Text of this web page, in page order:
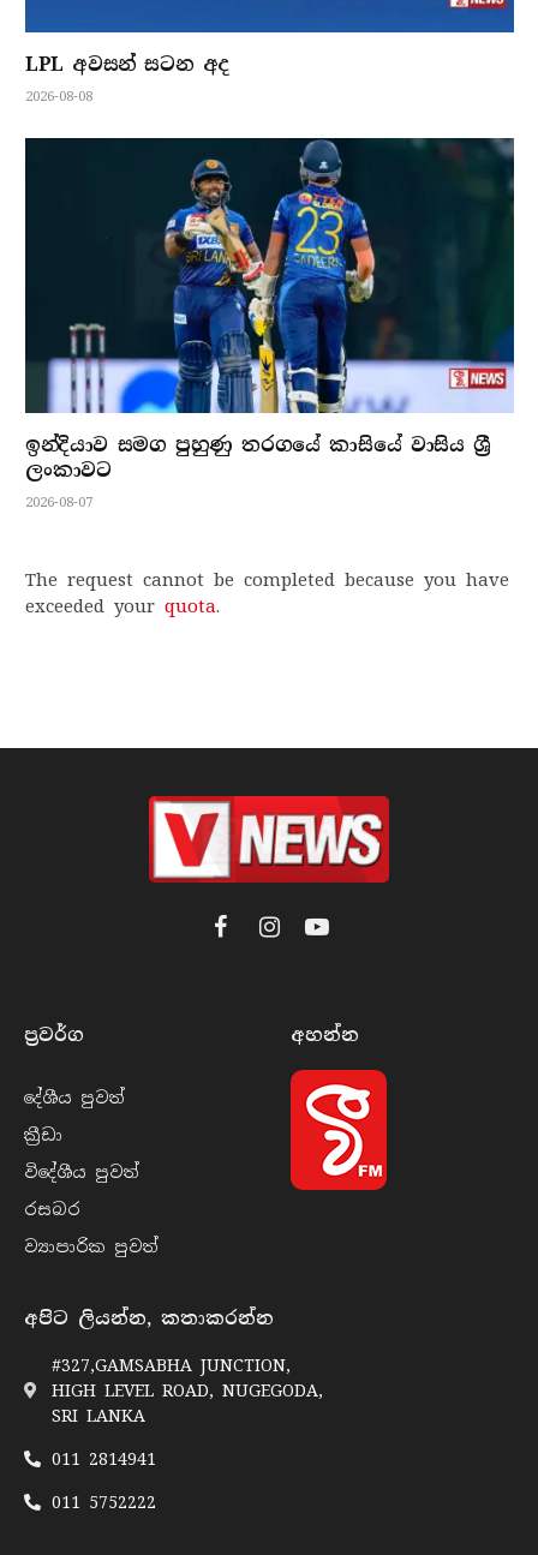
LPL අවසන් සටන අද
2026-08-08
ඉන්දියාව සමග පුහුණු තරගයේ කාසියේ වාසිය ශ්‍රී
ලංකාවට
2026-08-07
The request cannot be completed because you have
exceeded your quota.
FacebookInstagramYouTube
ප්‍රවර්​ග
දේශීය පුව​ත්
ක්‍රී​ඩා
විදේශීය පුව​ත්
රසබ​ර
ව්‍යාපාරික පුව​ත්
අහන්​න
අපිට ලියන්න, කතාකරන්න
#327,GAMSABHA JUNCTION,
HIGH LEVEL ROAD, NUGEGODA,
SRI LANKA
011 2814941
011 5752222